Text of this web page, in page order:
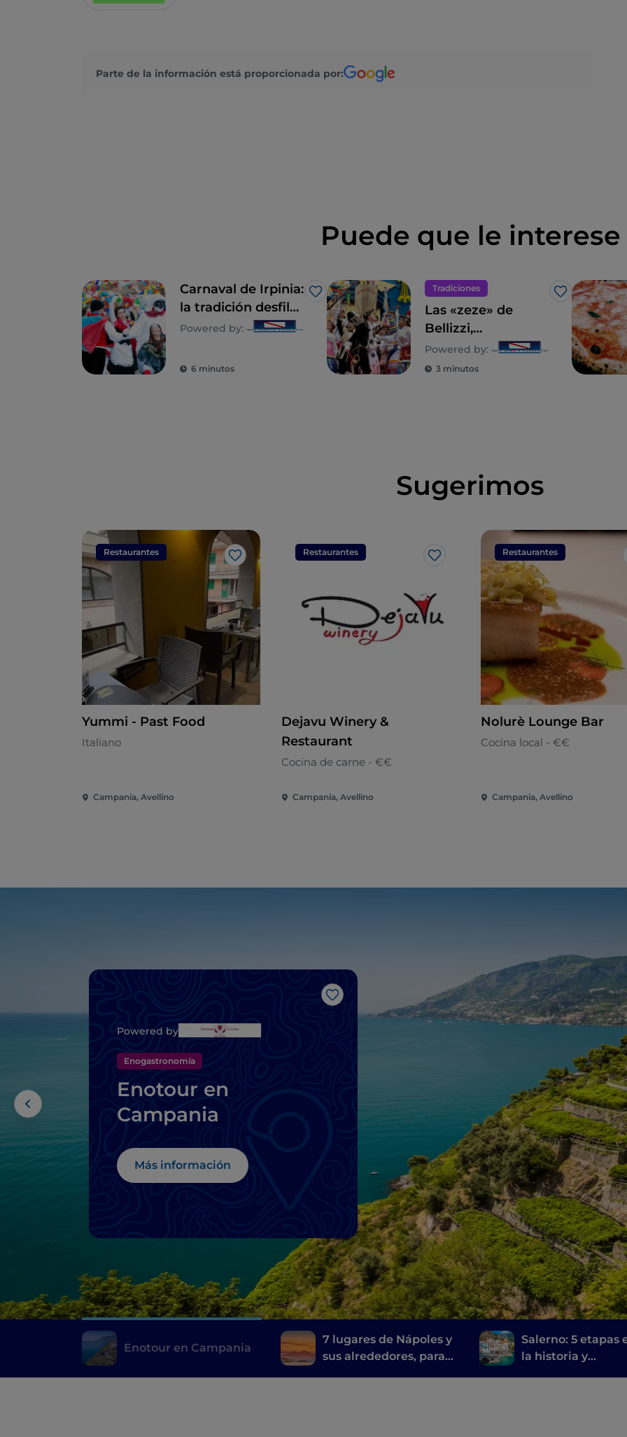
Parte de la información está proporcionada por:
Puede que le interese
Me gusta
Carnaval de Irpinia:
la tradición desfila
enmascarada
Powered by:
6 minutos
Tradiciones
Me gusta
Las «zeze» de
Bellizzi,
Montemiletto,
Cesinali y
Powered by:
3 minutos
Sugerimos
Restaurantes
Me gusta
Yummi - Past Food
Italiano
Campania, Avellino
Restaurantes
Me gusta
Dejavu Winery &
Restaurant
Cocina de carne - €€
Campania, Avellino
Restaurantes
Nolurè Lounge Bar
Cocina local - €€
Campania, Avellino
Me gusta
Powered by
Enogastronomía
Enotour en
Campania
Más información
Enotour en Campania
7 lugares de Nápoles y
sus alrededores, para
Salerno: 5 etapas
la historia y